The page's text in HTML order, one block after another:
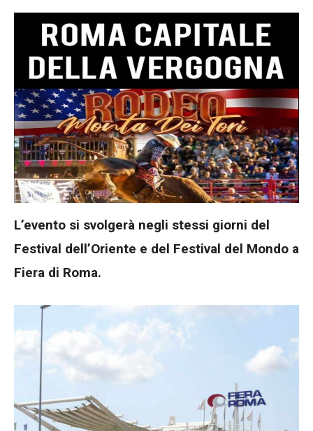
L’evento si svolgerà negli stessi giorni del
Festival dell’Oriente e del Festival del Mondo a
Fiera di Roma.